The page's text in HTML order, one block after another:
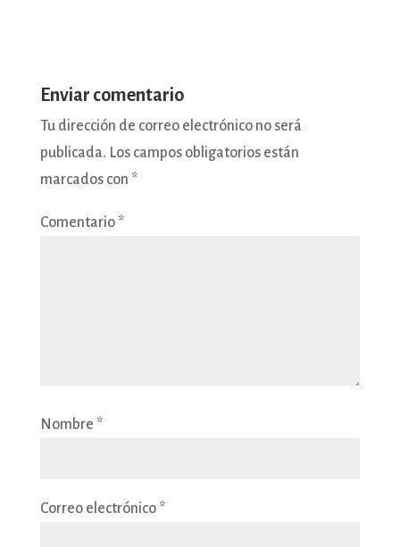
Enviar comentario
Tu dirección de correo electrónico no será
publicada. Los campos obligatorios están
marcados con *
Comentario *
Nombre *
Correo electrónico *